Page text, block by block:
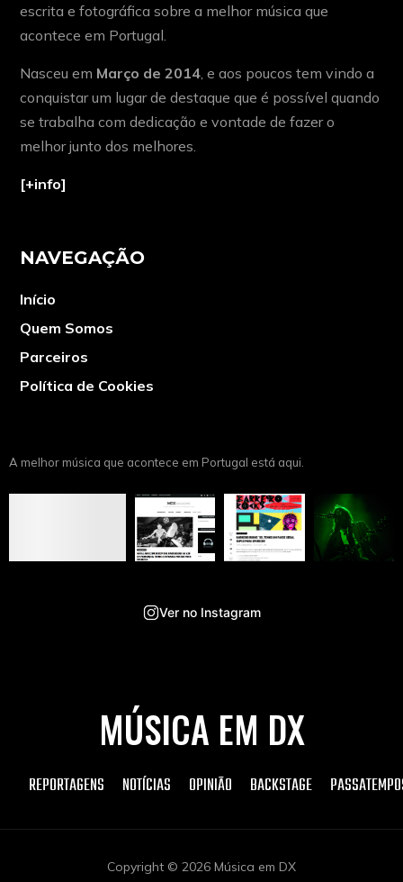
escrita e fotográfica sobre a melhor música que
acontece em Portugal.
Nasceu em Março de 2014 , e aos poucos tem vindo a
conquistar um lugar de destaque que é possível quando
se trabalha com dedicação e vontade de fazer o
melhor junto dos melhores.
[+info]
NAVEGAÇÃO
Início
Quem Somos
Parceiros
Política de Cookies
A melhor música que acontece em Portugal está aqui.
Ver no Instagram
MÚSICA EM DX
REPORTAGENS NOTÍCIAS OPINIÃO BACKSTAGE
Copyright © 2026 Música em DX